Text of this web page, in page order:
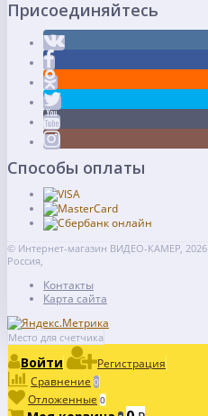
Присоединяйтесь
Способы оплаты
© Интернет-магазин ВИДЕО-КАМЕР, 2026
Россия,
Контакты
Карта сайта
Место для счетчика
Войти
Регистрация
Сравнение 0
Отложенные 0